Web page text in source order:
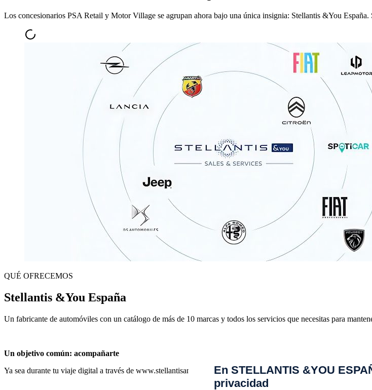
Los concesionarios PSA Retail y Motor Village se agrupan ahora bajo una única insignia: Stellantis &You
QUÉ OFRECEMOS
Stellantis &You España
Un fabricante de automóviles con un catálogo de más de 10 marcas y todos los servicios que necesitas para
Un objetivo común: acompañarte
Ya sea durante tu viaje digital a través de www.stellantisandyou.es o en un concesionario, las relaciones
En STELLANTIS &YOU
privacidad